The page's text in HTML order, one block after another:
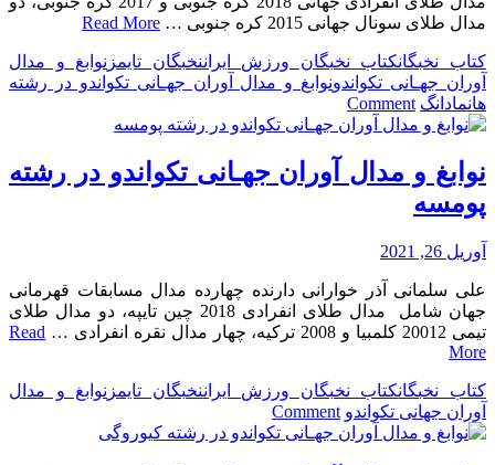
مدال طلای سونال جهانی 2015 کره جنوبی …
Read More
کتاب نخبگانکتاب نخبگان ورزش ایراننخبگان تایمز نوابغ و مدال
آوران جهـانی تکواندونوابغ و مدال آوران جهـانی تکواندو در رشته
هانمادانگ Comment
on
نوابغ
مدال
آوران
هانمادانگ
نوابغ و مدال آوران جهـانی تکواندو در رشته
پومسه
آوریل 26, 2021
علی سلمانی آذر خوارانی دارنده چهارده مدال مسابقات قهرمانی
جهان شامل مدال طلای انفرادی 2018 چین تایپه، دو مدال طلای
تیمی 20012 کلمبیا و 2008 ترکیه، چهار مدال نقره انفرادی …
Read
More
کتاب نخبگانکتاب نخبگان ورزش ایراننخبگان تایمز نوابغ و مدال
آوران جهانی تکواندو Comment
on
نوابغ